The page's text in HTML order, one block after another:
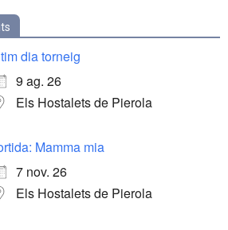
dia torneig
9 ag. 26
Els Hostalets de Pierola
Mamma mia
7 nov. 26
Els Hostalets de Pierola